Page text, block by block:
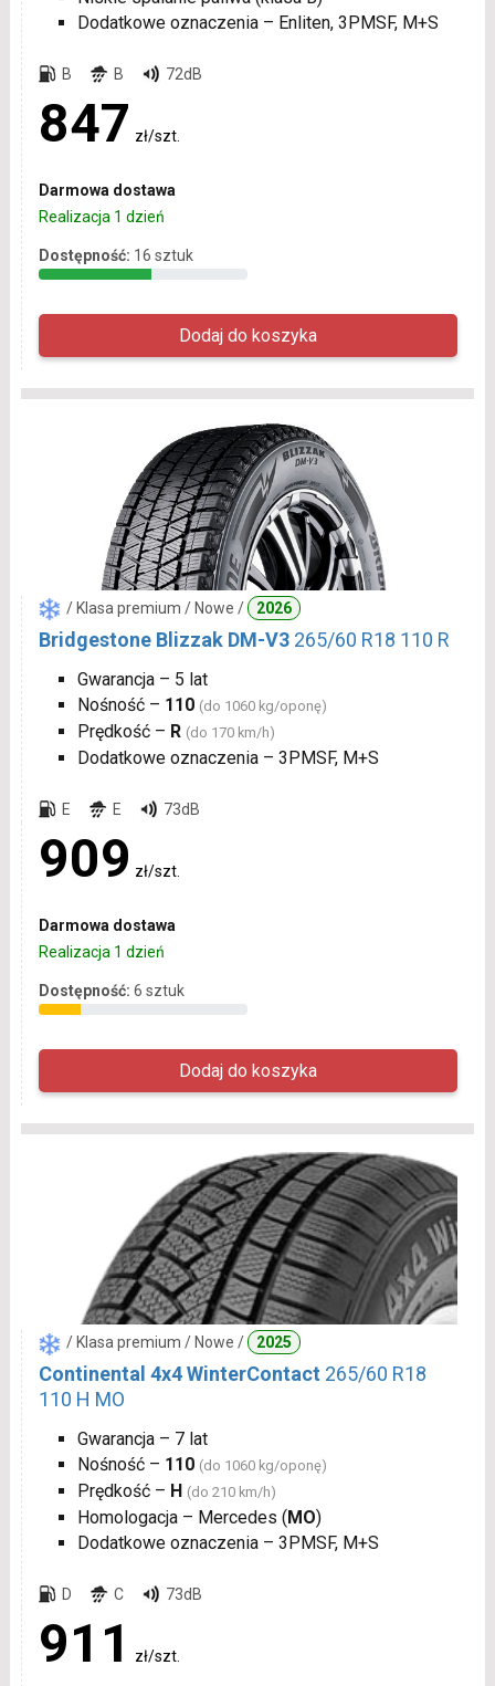
Dodatkowe oznaczenia – Enliten, 3PMSF, M+S
B B 72dB
847 zł/szt.
Darmowa dostawa
Realizacja 1 dzień
Dostępność: 16 sztuk
/ Klasa premium / Nowe / 2026
Bridgestone Blizzak DM-V3 265/60 R18 110 R
Gwarancja – 5 lat
Nośność – 110 (do 1060 kg/oponę)
Prędkość – R (do 170 km/h)
Dodatkowe oznaczenia – 3PMSF, M+S
E E 73dB
909 zł/szt.
Darmowa dostawa
Realizacja 1 dzień
Dostępność: 6 sztuk
/ Klasa premium / Nowe / 2025
Continental 4x4 WinterContact 265/60 R18
110 H MO
Gwarancja – 7 lat
Nośność – 110 (do 1060 kg/oponę)
Prędkość – H (do 210 km/h)
Homologacja – Mercedes ( MO)
Dodatkowe oznaczenia – 3PMSF, M+S
D C 73dB
911 zł/szt.